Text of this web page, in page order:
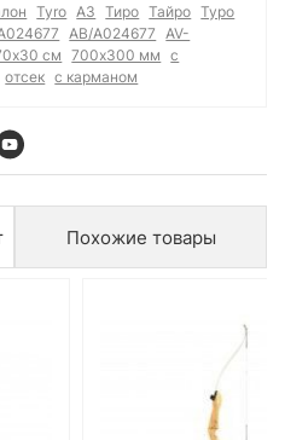
Tyro A3 Тиро Тайро Туро
АВ/А024677
AV-
см 700x300 мм
с
отсек с карманом
Похожие товары